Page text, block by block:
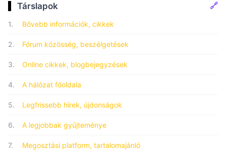
Társlapok 🔗
1. Bővebb információk, cikkek
2. Fórum közösség, beszélgetések
3. Online cikkek, blogbejegyzések
4. A hálózat főoldala
5. Legfrissebb hírek, újdonságok
6. A legjobbak gyűjteménye
7. Megosztási platform, tartalomajánló